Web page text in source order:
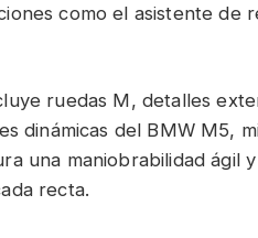
como el asistente de
ruedas M, detalles
dinámicas del BMW M5,
una maniobrabilidad ágil
recta.